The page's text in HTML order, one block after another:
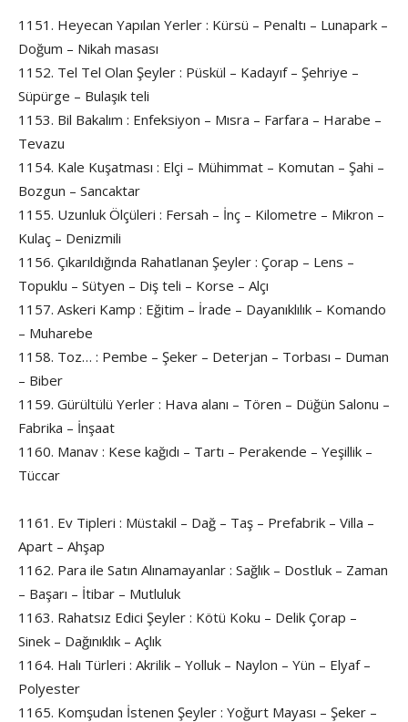
1151. Heyecan Yapılan Yerler : Kürsü – Penaltı – Lunapark –
Doğum – Nikah masası
1152. Tel Tel Olan Şeyler : Püskül – Kadayıf – Şehriye –
Süpürge – Bulaşık teli
1153. Bil Bakalım : Enfeksiyon – Mısra – Farfara – Harabe –
Tevazu
1154. Kale Kuşatması : Elçi – Mühimmat – Komutan – Şahi –
Bozgun – Sancaktar
1155. Uzunluk Ölçüleri : Fersah – İnç – Kilometre – Mikron –
Kulaç – Denizmili
1156. Çıkarıldığında Rahatlanan Şeyler : Çorap – Lens –
Topuklu – Sütyen – Diş teli – Korse – Alçı
1157. Askeri Kamp : Eğitim – İrade – Dayanıklılık – Komando
– Muharebe
1158. Toz… : Pembe – Şeker – Deterjan – Torbası – Duman
– Biber
1159. Gürültülü Yerler : Hava alanı – Tören – Düğün Salonu –
Fabrika – İnşaat
1160. Manav : Kese kağıdı – Tartı – Perakende – Yeşillik –
Tüccar
1161. Ev Tipleri : Müstakil – Dağ – Taş – Prefabrik – Villa –
Apart – Ahşap
1162. Para ile Satın Alınamayanlar : Sağlık – Dostluk – Zaman
– Başarı – İtibar – Mutluluk
1163. Rahatsız Edici Şeyler : Kötü Koku – Delik Çorap –
Sinek – Dağınıklık – Açlık
1164. Halı Türleri : Akrilik – Yolluk – Naylon – Yün – Elyaf –
Polyester
1165. Komşudan İstenen Şeyler : Yoğurt Mayası – Şeker –